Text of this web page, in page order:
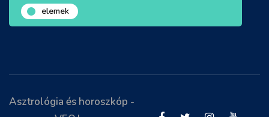
elemek
Asztrológia és horoszkóp -